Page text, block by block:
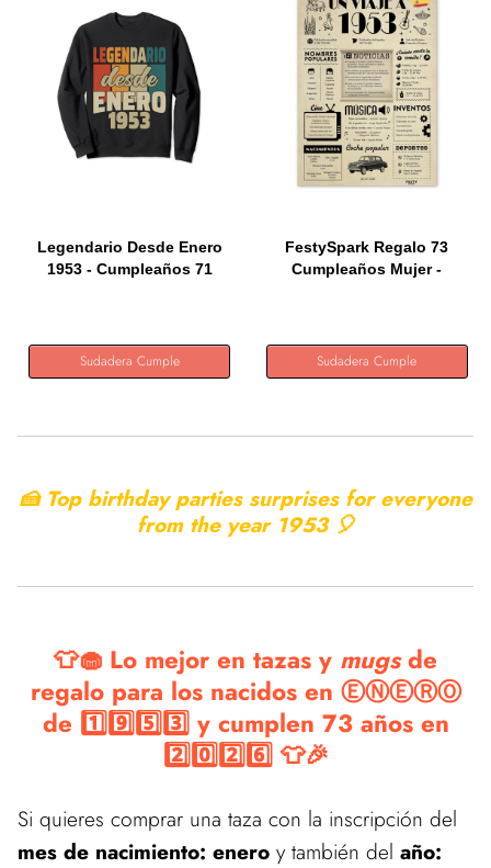
Legendario Desde Enero
1953 - Cumpleaños 71
Sudadera Cumple
FestySpark Regalo 73
Cumpleaños Mujer -
Sudadera Cumple
🍰 Top birthday parties surprises for everyone
from the year 1953 🎈
👕🧁 Lo mejor en tazas y mugsde
regalo para los nacidos en ⒺⓃⒺⓇⓄ
de 1️⃣9️⃣5️⃣3️⃣ y cumplen 73 años en
2️⃣0️⃣2️⃣6️⃣ 👕🎉
Si quieres comprar una taza con la inscripción del
mes de nacimiento: enero y también del año: